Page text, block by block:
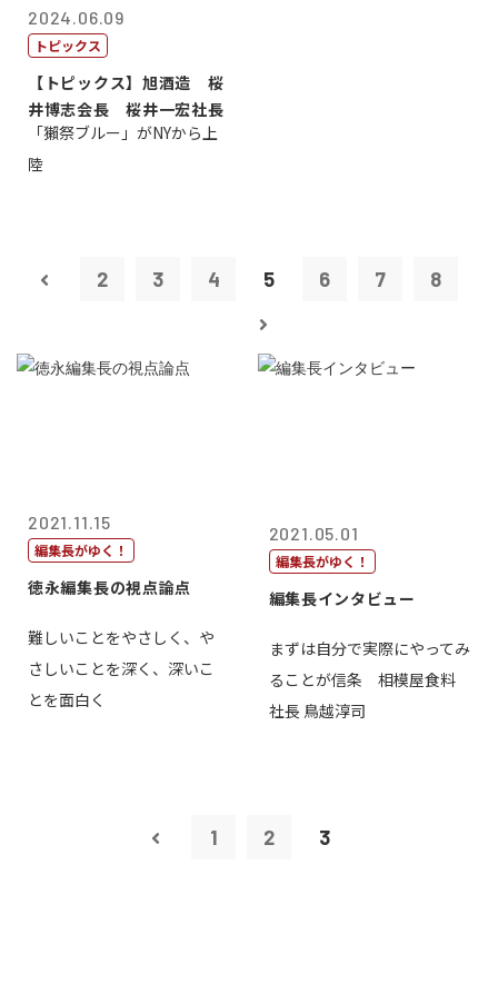
2024.06.09
トピックス
【トピックス】旭酒造 桜
井博志会長 桜井一宏社長
「獺祭ブルー」がNYから上
陸
2 3 4 5 6 7 8
2021.11.15
編集長がゆく！
徳永編集長の視点論点
難しいことをやさしく、や
さしいことを深く、深いこ
とを面白く
2021.05.01
編集長がゆく！
編集長インタビュー
まずは自分で実際にやってみ
ることが信条 相模屋食料
社長 鳥越淳司
1 2 3